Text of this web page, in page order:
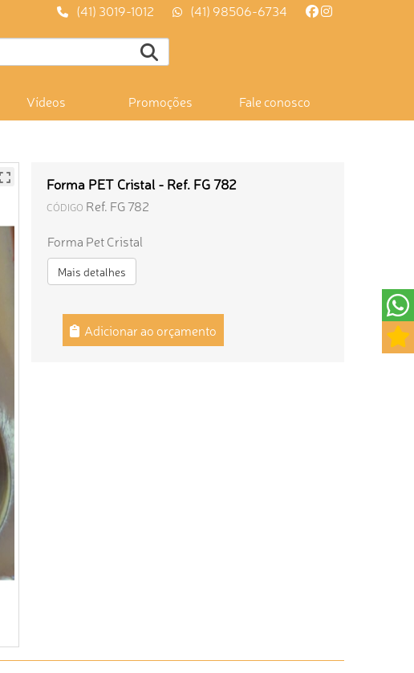
(41) 3019-1012 (41) 98506-6734
Vídeos Promoções Fale conosco
Forma PET Cristal - Ref. FG 782
CÓDIGO Ref. FG 782
Forma Pet Cristal
Mais detalhes
Adicionar ao orçamento